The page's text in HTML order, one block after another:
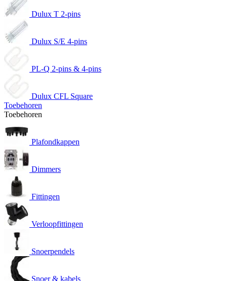
Dulux T 2-pins
Dulux S/E 4-pins
PL-Q 2-pins & 4-pins
Dulux CFL Square
Toebehoren
Toebehoren
Plafondkappen
Dimmers
Fittingen
Verloopfittingen
Snoerpendels
Snoer & kabels